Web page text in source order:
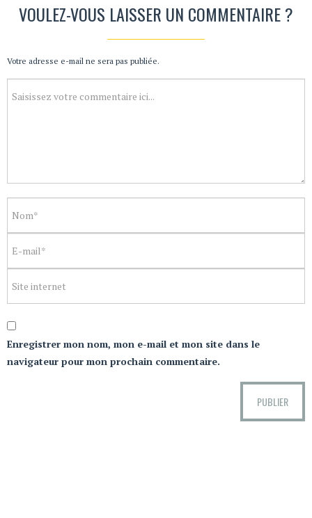
VOULEZ-VOUS LAISSER UN COMMENTAIRE ?
Votre adresse e-mail ne sera pas publiée.
Enregistrer mon nom, mon e-mail et mon site dans le
navigateur pour mon prochain commentaire.